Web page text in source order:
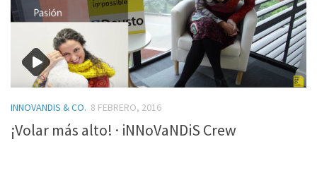
INNOVANDIS & CO. 8 FEBRERO, 2016
¡Volar más alto! · iNNoVaNDiS Crew